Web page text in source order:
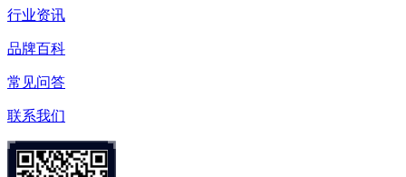
行业资讯
品牌百科
常见问答
联系我们